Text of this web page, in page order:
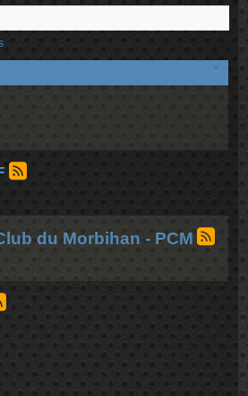
×
du Morbihan - PCM